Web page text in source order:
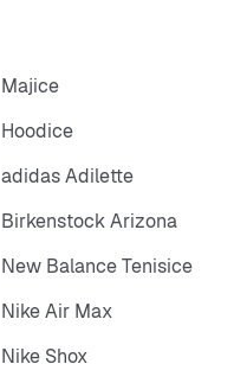
Majice
Hoodice
adidas Adilette
Birkenstock Arizona
New Balance Tenisice
Nike Air Max
Nike Shox